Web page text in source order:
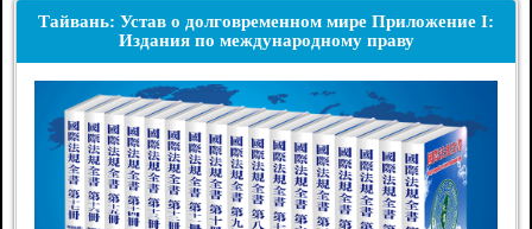
Тайвань: Устав о долговременном мире Приложение I:
Издания по международному праву